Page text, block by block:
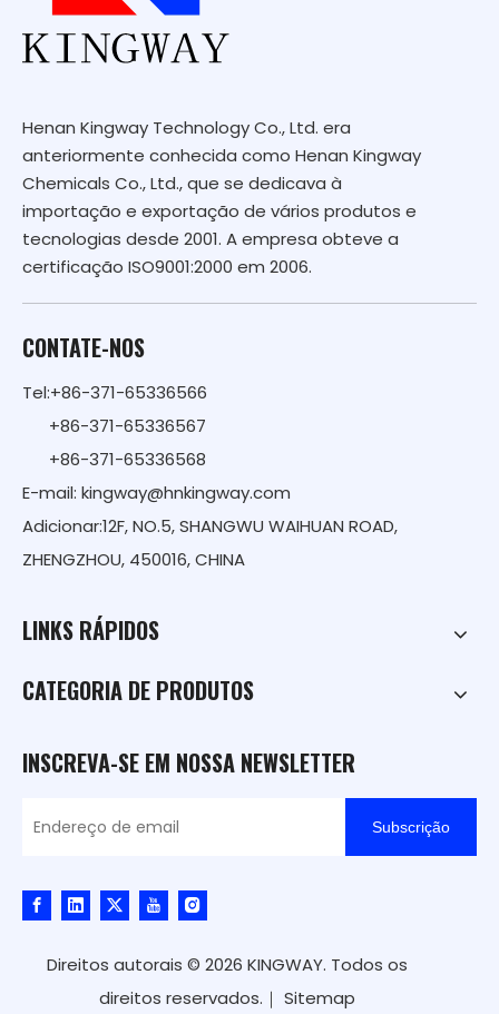
Henan Kingway Technology Co., Ltd. era
anteriormente conhecida como Henan Kingway
Chemicals Co., Ltd., que se dedicava à
importação e exportação de vários produtos e
tecnologias desde 2001. A empresa obteve a
certificação ISO9001:2000 em 2006.
CONTATE-NOS
Tel:+86-371-65336566
+86-371-65336567
+86-371-65336568
E-mail: kingway@hnkingway.com
Adicionar:12F, NO.5, SHANGWU WAIHUAN ROAD,
ZHENGZHOU, 450016, CHINA
LINKS RÁPIDOS
CATEGORIA DE PRODUTOS
INSCREVA-SE EM NOSSA NEWSLETTER
Subscrição
Direitos autorais © 2026 KINGWAY. Todos os
direitos reservados.｜ Sitemap